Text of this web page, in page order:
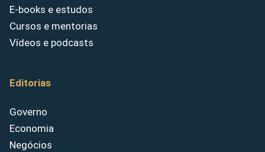
E-books e estudos
Cursos e mentorias
Vídeos e podcasts
Editorias
Governo
Economia
Negócios